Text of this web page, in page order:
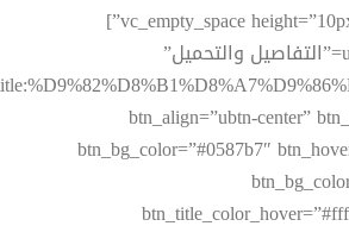
[/vc_column_text][vc_empty_space height=”10px”]
[ult_buttons btn_title=”التفاصيل والتحميل”
btn_align=”ubtn-center”
btn_bg_color=”#0587b7″